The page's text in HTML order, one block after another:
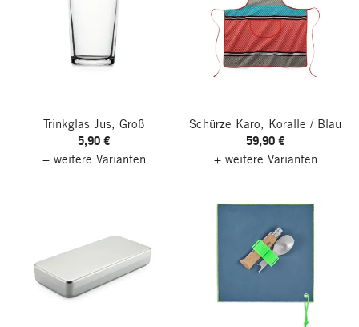
Trinkglas Jus, Groß
5,90 €
+ weitere Varianten
Schürze Karo, Koralle / Blau
59,90 €
+ weitere Varianten